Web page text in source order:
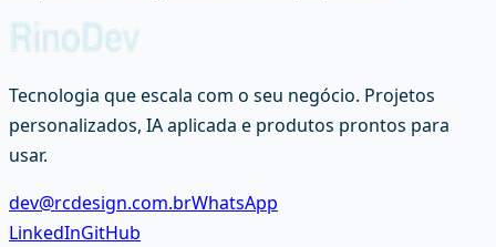
Tecnologia que escala com o seu negócio. Projetos
personalizados, IA aplicada e produtos prontos para
usar.
dev@rcdesign.com.brWhatsApp
LinkedInGitHub